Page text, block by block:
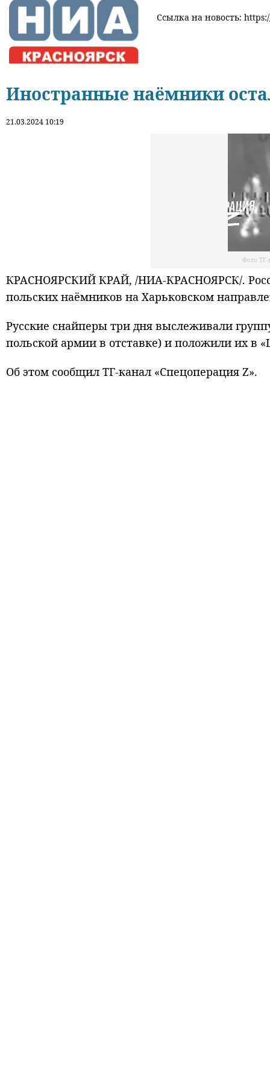
Ссылка на новость:
Иностранные наёмники
21.03.2024 10:19
Фото
КРАСНОЯРСКИЙ КРАЙ, /НИА-КРАСНОЯРСК/.
польских наёмников на Харьковском
Русские снайперы три дня выслеживали
польской армии в отставке) и положили их в
Об этом сообщил ТГ-канал «Спецоперация Z».